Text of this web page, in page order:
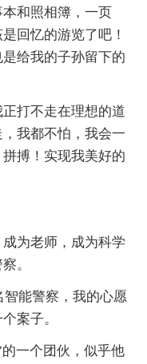
和照相簿，一页
回忆的游览了吧！
给我的子孙留下的
打不走在理想的道
我都不怕，我会一
搏！实现我美好的
为老师，成为科学
。
能警察，我的心愿
案子。
一个团伙，似乎他